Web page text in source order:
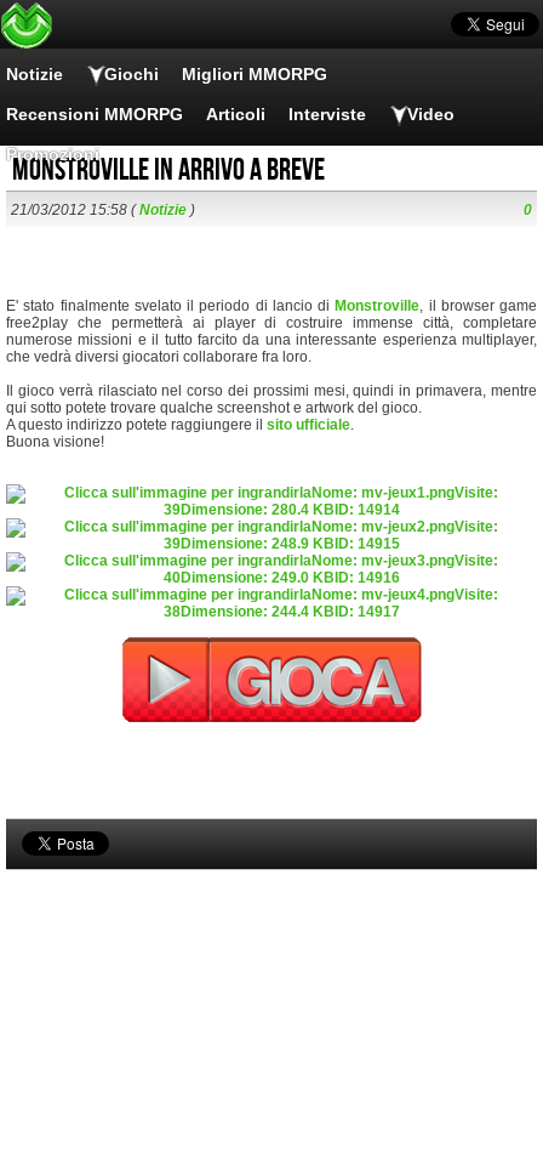
Notizie Giochi Migliori MMORPG
Recensioni MMORPG Articoli Interviste Video
Promozioni
Monstroville in arrivo a breve
21/03/2012 15:58 (Notizie ) 0
E' stato finalmente svelato il periodo di lancio di Monstroville, il browser game
free2play che permetterà ai player di costruire immense città, completare
numerose missioni e il tutto farcito da una interessante esperienza multiplayer,
che vedrà diversi giocatori collaborare fra loro.
Il gioco verrà rilasciato nel corso dei prossimi mesi, quindi in primavera, mentre
qui sotto potete trovare qualche screenshot e artwork del gioco.
A questo indirizzo potete raggiungere il sito ufficiale.
Buona visione!